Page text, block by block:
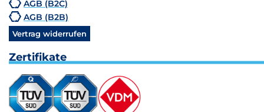
AGB (B2C)
AGB (B2B)
Vertrag widerrufen
Zertifikate